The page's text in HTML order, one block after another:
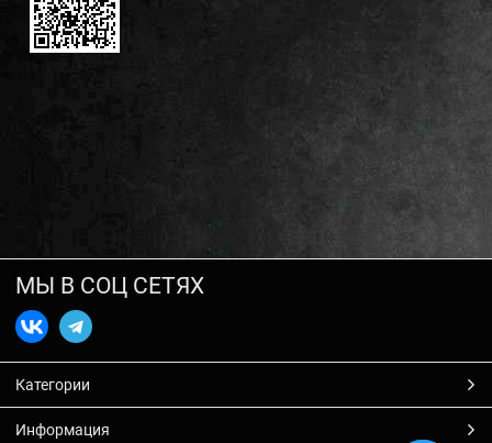
МЫ В СОЦ СЕТЯХ
Категории
Информация